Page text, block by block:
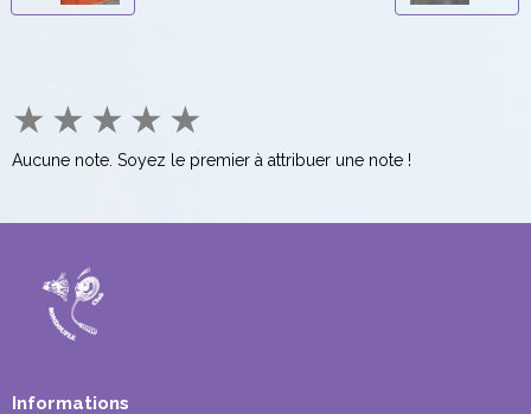
★ ★ ★ ★ ★
Aucune note. Soyez le premier à attribuer une note !
Informations